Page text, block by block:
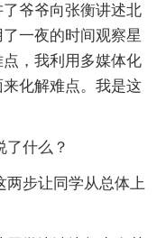
爷爷向张衡讲述北
一夜的时间观察星
，我利用多媒体化
化解难点。我是这
什么？
步让同学从总体上